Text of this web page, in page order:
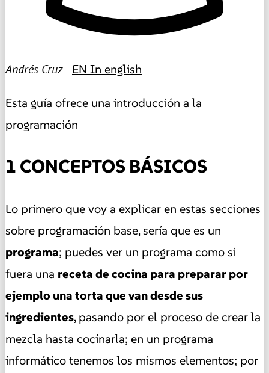
Andrés Cruz -EN In english
Esta guía ofrece una introducción a la
programación
1 CONCEPTOS BÁSICOS
Lo primero que voy a explicar en estas secciones
sobre programación base, sería que es un
programa; puedes ver un programa como si
fuera una receta de cocina para preparar por
ejemplo una torta que van desde sus
ingredientes, pasando por el proceso de crear la
mezcla hasta cocinarla; en un programa
informático tenemos los mismos elementos; por